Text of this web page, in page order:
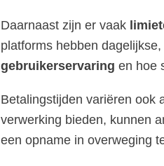
Daarnaast zijn er vaak
platforms hebben
gebruikerservaring en hoe
Betalingstijden variëren ook
verwerking bieden, kunnen
een opname in overweging